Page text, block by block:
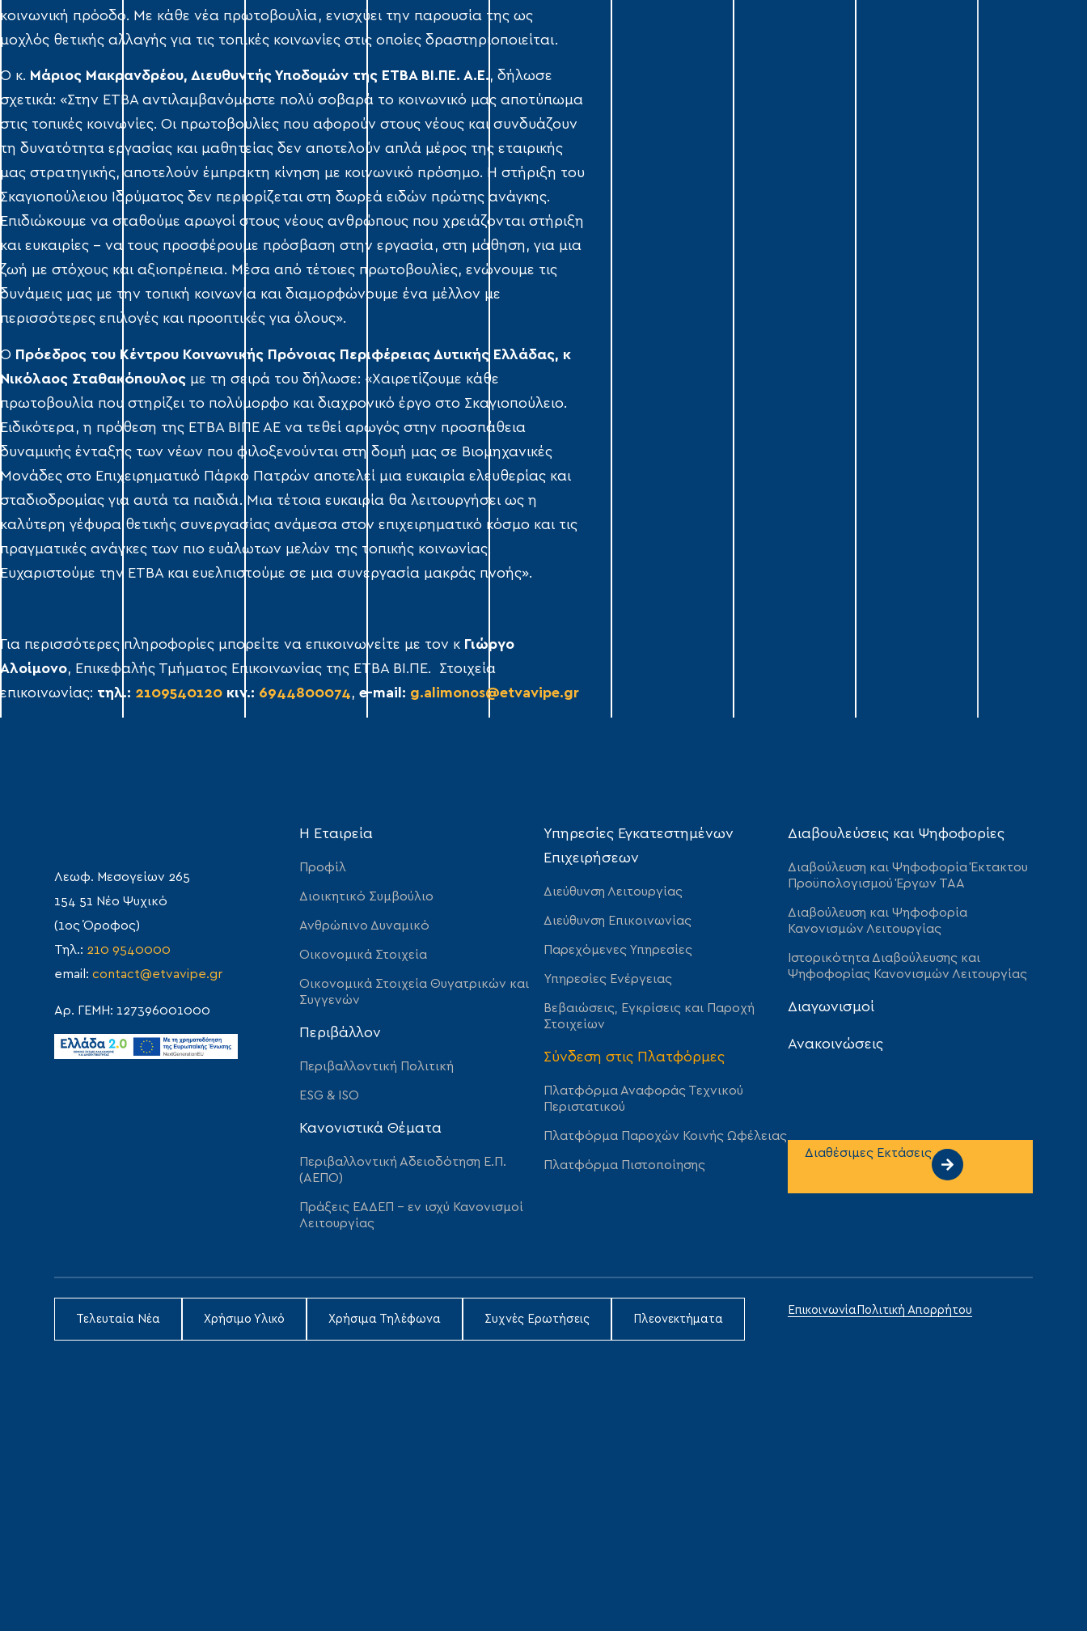
κοινωνική πρόοδο. Με κάθε νέα πρωτοβουλία, ενισχύει την παρουσία της ως
μοχλός θετικής αλλαγής για τις τοπικές κοινωνίες στις οποίες δραστηριοποιείται.
Ο κ. Μάριος Μακρανδρέου, Διευθυντής Υποδομών της ΕΤΒΑ ΒΙ.ΠΕ. Α.Ε., δήλωσε
σχετικά: «Στην ΕΤΒΑ αντιλαμβανόμαστε πολύ σοβαρά το κοινωνικό μας αποτύπωμα
στις τοπικές κοινωνίες. Οι πρωτοβουλίες που αφορούν στους νέους και συνδυάζουν
τη δυνατότητα εργασίας και μαθητείας δεν αποτελούν απλά μέρος της εταιρικής
μας στρατηγικής, αποτελούν έμπρακτη κίνηση με κοινωνικό πρόσημο. Η στήριξη του
Σκαγιοπούλειου Ιδρύματος δεν περιορίζεται στη δωρεά ειδών πρώτης ανάγκης.
Επιδιώκουμε να σταθούμε αρωγοί στους νέους ανθρώπους που χρειάζονται στήριξη
και ευκαιρίες – να τους προσφέρουμε πρόσβαση στην εργασία, στη μάθηση, για μια
ζωή με στόχους και αξιοπρέπεια. Μέσα από τέτοιες πρωτοβουλίες, ενώνουμε τις
δυνάμεις μας με την τοπική κοινωνία και διαμορφώνουμε ένα μέλλον με
περισσότερες επιλογές και προοπτικές για όλους».
Ο Πρόεδρος του Κέντρου Κοινωνικής Πρόνοιας Περιφέρειας Δυτικής Ελλάδας, κ
Νικόλαος Σταθακόπουλος με τη σειρά του δήλωσε: «Χαιρετίζουμε κάθε
πρωτοβουλία που στηρίζει το πολύμορφο και διαχρονικό έργο στο Σκαγιοπούλειο.
Ειδικότερα, η πρόθεση της ΕΤΒΑ ΒΙΠΕ ΑΕ να τεθεί αρωγός στην προσπάθεια
δυναμικής ένταξης των νέων που φιλοξενούνται στη δομή μας σε Βιομηχανικές
Μονάδες στο Επιχειρηματικό Πάρκο Πατρών αποτελεί μια ευκαιρία ελευθερίας και
σταδιοδρομίας για αυτά τα παιδιά. Μια τέτοια ευκαιρία θα λειτουργήσει ως η
καλύτερη γέφυρα θετικής συνεργασίας ανάμεσα στον επιχειρηματικό κόσμο και τις
πραγματικές ανάγκες των πιο ευάλωτων μελών της τοπικής κοινωνίας.
Ευχαριστούμε την ΕΤΒΑ και ευελπιστούμε σε μια συνεργασία μακράς πνοής».
Για περισσότερες πληροφορίες μπορείτε να επικοινωνείτε με τον κ Γιώργο
Αλοίμονο, Επικεφαλής Τμήματος Επικοινωνίας της ΕΤΒΑ ΒΙ.ΠΕ. Στοιχεία
επικοινωνίας: τηλ.: 2109540120 κιν.: 6944800074, e-mail: g.alimonos@etvavipe.gr
Λεωφ. Μεσογείων 265
154 51 Νέο Ψυχικό
(1ος Όροφος)
Τηλ.: 210 9540000
email:contact@etvavipe.gr
Αρ. ΓΕΜΗ: 127396001000
Η Εταιρεία
Προφίλ
Διοικητικό Συμβούλιο
Ανθρώπινο Δυναμικό
Οικονομικά Στοιχεία
Οικονομικά Στοιχεία Θυγατρικών και
Συγγενών
Περιβάλλον
Περιβαλλοντική Πολιτική
ESG & ISO
Κανονιστικά Θέματα
Περιβαλλοντική Αδειοδότηση Ε.Π.
(ΑΕΠΟ)
Πράξεις ΕΑΔΕΠ – εν ισχύ Κανονισμοί
Λειτουργίας
Υπηρεσίες Εγκατεστημένων
Επιχειρήσεων
Διεύθυνση Λειτουργίας
Διεύθυνση Επικοινωνίας
Παρεχόμενες Υπηρεσίες
Υπηρεσίες Ενέργειας
Βεβαιώσεις, Εγκρίσεις και Παροχή
Στοιχείων
Σύνδεση στις Πλατφόρμες
Πλατφόρμα Αναφοράς Τεχνικού
Περιστατικού
Πλατφόρμα Παροχών Κοινής Ωφέλειας
Πλατφόρμα Πιστοποίησης
Διαβουλεύσεις και Ψηφοφορίες
Διαβούλευση και Ψηφοφορία Έκτακτου
Προϋπολογισμού Έργων ΤΑΑ
Διαβούλευση και Ψηφοφορία
Κανονισμών Λειτουργίας
Ιστορικότητα Διαβούλευσης και
Ψηφοφορίας Κανονισμών Λειτουργίας
Διαγωνισμοί
Ανακοινώσεις
Διαθέσιμες Εκτάσεις
Τελευταία Νέα Χρήσιμο Υλικό Χρήσιμα Τηλέφωνα Συχνές Ερωτήσεις Πλεονεκτήματα
Επικοινωνία Πολιτική Απορρήτου